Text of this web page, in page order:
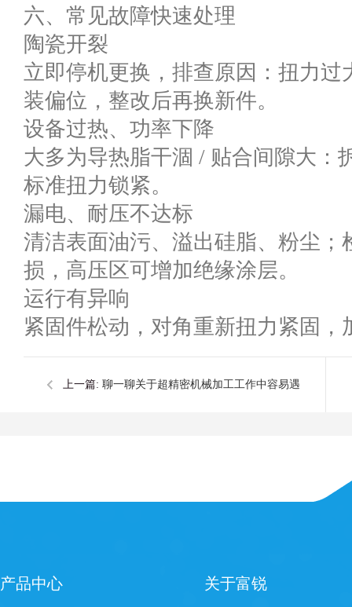
六、常见故障快速处理
陶瓷开裂
立即停机更换，排查原因：扭力
装偏位，整改后再换新件。
设备过热、功率下降
大多为导热脂干涸 / 贴合间隙大：
标准扭力锁紧。
漏电、耐压不达标
清洁表面油污、溢出硅脂、粉尘；
损，高压区可增加绝缘涂层。
运行有异响
紧固件松动，对角重新扭力紧固，
上一篇: 聊一聊关于超精密机械加工工作中容易遇
产品中心 关于富锐